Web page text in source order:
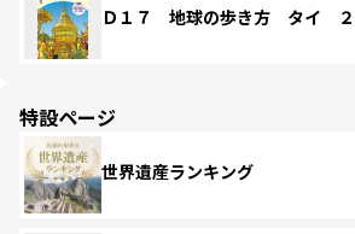
Ｄ１７ 地球の歩き方 タイ ２
特設ページ
世界遺産ランキング